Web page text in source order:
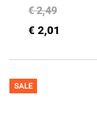
€ 2,49
€ 2,01
SALE